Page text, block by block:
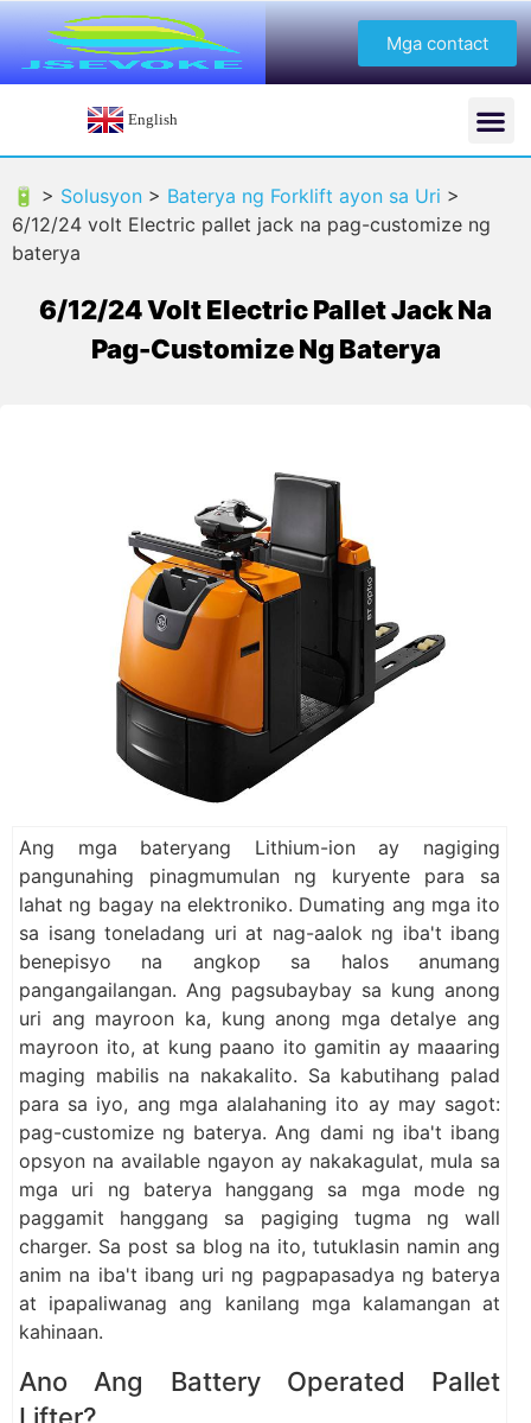
Mga contact
English
🔋 > Solusyon > Baterya ng Forklift ayon sa Uri >
6/12/24 volt Electric pallet jack na pag-customize ng
baterya
6/12/24 Volt Electric Pallet Jack Na
Pag-Customize Ng Baterya
Ang mga bateryang Lithium-ion ay nagiging
pangunahing pinagmumulan ng kuryente para sa
lahat ng bagay na elektroniko. Dumating ang mga ito
sa isang toneladang uri at nag-aalok ng iba't ibang
benepisyo na angkop sa halos anumang
pangangailangan. Ang pagsubaybay sa kung anong
uri ang mayroon ka, kung anong mga detalye ang
mayroon ito, at kung paano ito gamitin ay maaaring
maging mabilis na nakakalito. Sa kabutihang palad
para sa iyo, ang mga alalahaning ito ay may sagot:
pag-customize ng baterya. Ang dami ng iba't ibang
opsyon na available ngayon ay nakakagulat, mula sa
mga uri ng baterya hanggang sa mga mode ng
paggamit hanggang sa pagiging tugma ng wall
charger. Sa post sa blog na ito, tutuklasin namin ang
anim na iba't ibang uri ng pagpapasadya ng baterya
at ipapaliwanag ang kanilang mga kalamangan at
kahinaan.
Ano Ang Battery Operated Pallet